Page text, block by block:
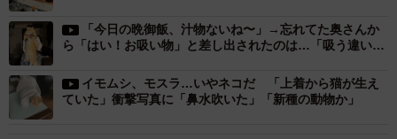
「今日の晩御飯、汁物ないね〜」→忘れてた奥さんか
ら「はい！お吸い物」と差し出されたのは…「吸う違い」
イモムシ、モスラ…いやネコだ 「上着から猫が生え
ていた」衝撃写真に「鼻水吹いた」「新種の動物か」